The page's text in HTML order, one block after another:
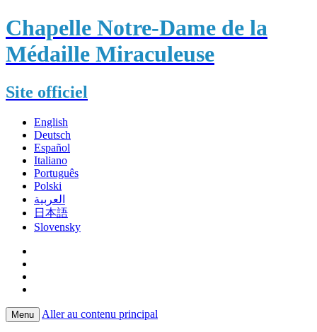
Chapelle Notre-Dame de la
Médaille Miraculeuse
Site officiel
English
Deutsch
Español
Italiano
Português
Polski
العربية
日本語
Slovensky
Menu Aller au contenu principal